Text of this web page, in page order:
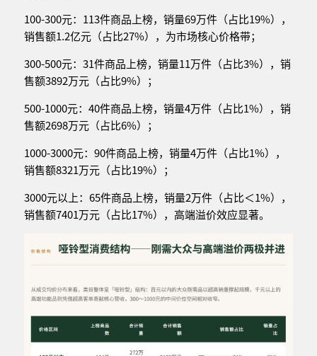
100-300元：113件商品上榜，销量69万件（占比19%），
销售额1.2亿元（占比27%），为市场核心价格带；
300-500元：31件商品上榜，销量11万件（占比3%），销
售额3892万元（占比9%）；
500-1000元：40件商品上榜，销量4万件（占比1%），销
售额2698万元（占比6%）；
1000-3000元：90件商品上榜，销量4万件（占比1%），
销售额8321万元（占比19%）；
3000元以上：65件商品上榜，销量2万件（占比＜1%），
销售额7401万元（占比17%），高端溢价效应显著。